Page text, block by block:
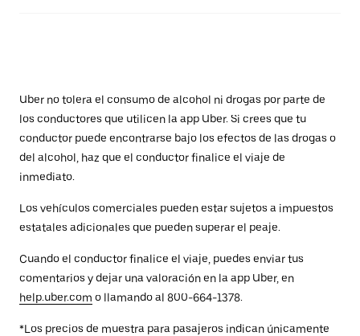
Uber no tolera el consumo de alcohol ni drogas por parte de
los conductores que utilicen la app Uber. Si crees que tu
conductor puede encontrarse bajo los efectos de las drogas o
del alcohol, haz que el conductor finalice el viaje de
inmediato.
Los vehículos comerciales pueden estar sujetos a impuestos
estatales adicionales que pueden superar el peaje.
Cuando el conductor finalice el viaje, puedes enviar tus
comentarios y dejar una valoración en la app Uber, en
help.uber.com o llamando al 800-664-1378.
*Los precios de muestra para pasajeros indican únicamente